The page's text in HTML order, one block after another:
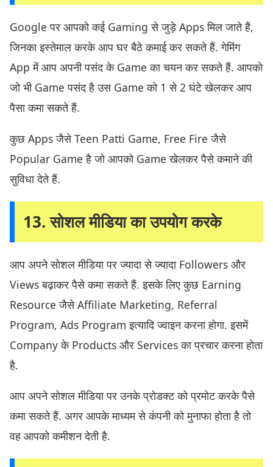
Google पर आपको कई Gaming से जुड़े Apps मिल जाते हैं,
जिनका इस्तेमाल करके आप घर बैठे कमाई कर सकते हैं. गेमिंग
App में आप अपनी पसंद के Game का चयन कर सकते हैं. आपको
जो भी Game पसंद है उस Game को 1 से 2 घंटे खेलकर आप
पैसा कमा सकते हैं.
कुछ Apps जैसे Teen Patti Game, Free Fire जैसे
Popular Game है जो आपको Game खेलकर पैसे कमाने की
सुविधा देते हैं.
13. सोशल मीडिया का उपयोग करके
आप अपने सोशल मीडिया पर ज्यादा से ज्यादा Followers और
Views बढ़ाकर पैसे कमा सकते हैं. इसके लिए कुछ Earning
Resource जैसे Affiliate Marketing, Referral
Program, Ads Program इत्यादि ज्वाइन करना होगा. इसमें
Company के Products और Services का प्रचार करना होता
है.
आप अपने सोशल मीडिया पर उनके प्रोडक्ट को प्रमोट करके पैसे
कमा सकते हैं. अगर आपके माध्यम से कंपनी को मुनाफा होता है तो
वह आपको कमीशन देती है.